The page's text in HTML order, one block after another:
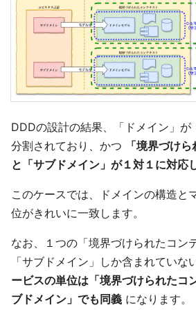
DDDの設計の結果、「ドメイン」が
分割されており、かつ
「境界づけ
と「サブドメイン」が１対１に対応
このケースでは、ドメインの構造と
位がきれいに一致します。
なお、１つの「境界づけられたコン
「サブドメイン」しか含まれていな
ービスの単位は「境界づけられたコ
ブドメイン」でも同義 になります。